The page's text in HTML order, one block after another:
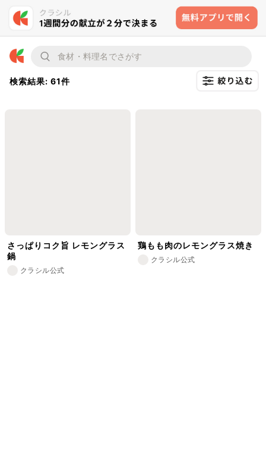
検索結果: 61件
さっぱりコク旨 レモングラス
鍋
クラシル公式
鶏もも肉のレモングラス焼き
クラシル公式